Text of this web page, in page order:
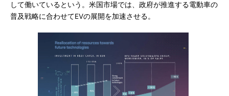
して働いているという。米国市場では、政府が推進する電動車の
普及戦略に合わせてEVの展開を加速させる。